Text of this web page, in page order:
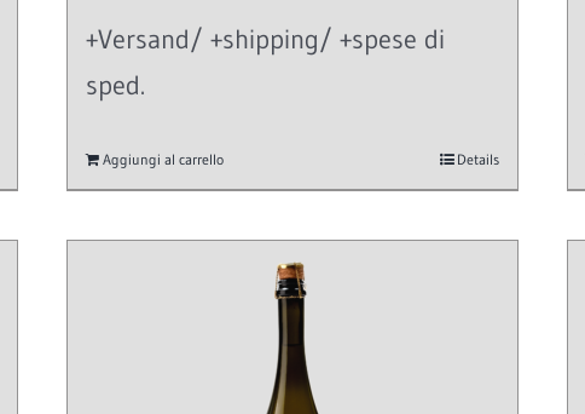
+Versand/ +shipping/ +spese di
sped.
Aggiungi al carrello Details